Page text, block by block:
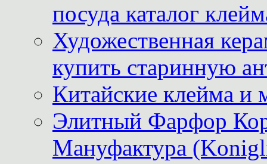
посуда каталог
Художественная
купить старинную
Китайские клейма и
Элитный Фарфор
Мануфактура